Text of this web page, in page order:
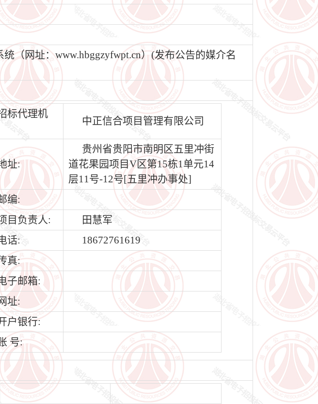
网址：www.hbggzyfwpt.cn）(发布公告的媒介名
标代理机
中正信合项目管理有限公司
址:
贵州省贵阳市南明区五里冲街
道花果园项目V区第15栋1单元14
层11号-12号[五里冲办事处]
编:
目负责人:
田慧军
话:
18672761619
真:
子邮箱:
址:
户银行:
号: